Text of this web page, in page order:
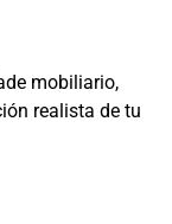
mobiliario,
realista de tu